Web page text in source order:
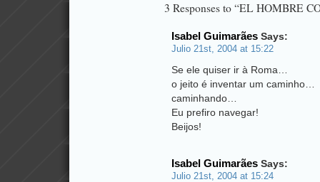
3 Responses to “EL HOMBRE
Isabel Guimarães Says:
Julio 21st, 2004 at 15:22
Se ele quiser ir à Roma…
o jeito é inventar um caminho…
caminhando…
Eu prefiro navegar!
Beijos!
Isabel Guimarães Says:
Julio 21st, 2004 at 15:24